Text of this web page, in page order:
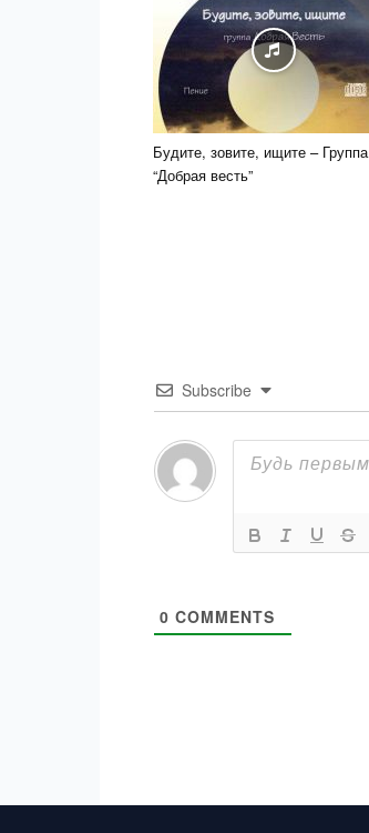
Будите, зовите, ищите – Группа
“Добрая весть”
Subscribe
0 COMMENTS